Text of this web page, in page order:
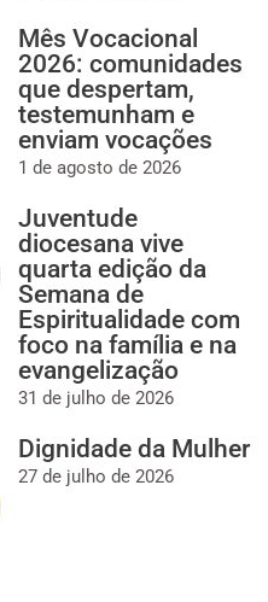
Mês Vocacional
2026: comunidades
que despertam,
testemunham e
enviam vocações
1 de agosto de 2026
Juventude
diocesana vive
quarta edição da
Semana de
Espiritualidade com
foco na família e na
evangelização
31 de julho de 2026
Dignidade da Mulher
27 de julho de 2026